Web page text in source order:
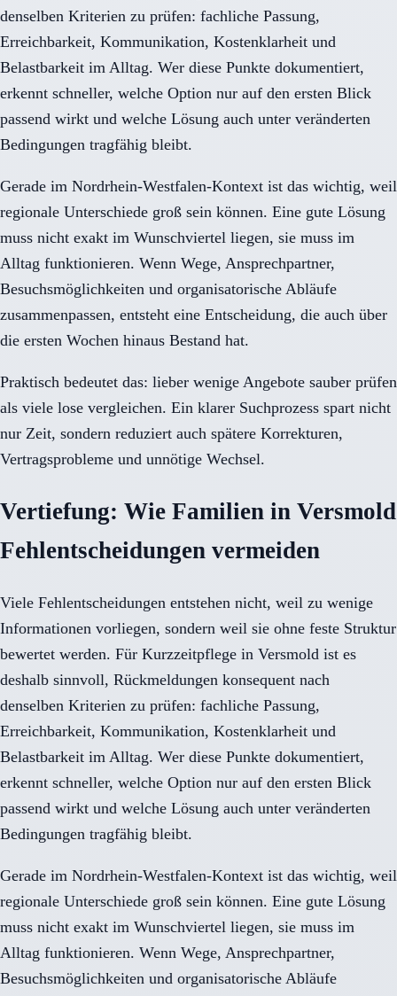
denselben Kriterien zu prüfen: fachliche Passung,
Erreichbarkeit, Kommunikation, Kostenklarheit und
Belastbarkeit im Alltag. Wer diese Punkte dokumentiert,
erkennt schneller, welche Option nur auf den ersten Blick
passend wirkt und welche Lösung auch unter veränderten
Bedingungen tragfähig bleibt.
Gerade im Nordrhein-Westfalen-Kontext ist das wichtig, weil
regionale Unterschiede groß sein können. Eine gute Lösung
muss nicht exakt im Wunschviertel liegen, sie muss im
Alltag funktionieren. Wenn Wege, Ansprechpartner,
Besuchsmöglichkeiten und organisatorische Abläufe
zusammenpassen, entsteht eine Entscheidung, die auch über
die ersten Wochen hinaus Bestand hat.
Praktisch bedeutet das: lieber wenige Angebote sauber prüfen
als viele lose vergleichen. Ein klarer Suchprozess spart nicht
nur Zeit, sondern reduziert auch spätere Korrekturen,
Vertragsprobleme und unnötige Wechsel.
Vertiefung: Wie Familien in Versmold
Fehlentscheidungen vermeiden
Viele Fehlentscheidungen entstehen nicht, weil zu wenige
Informationen vorliegen, sondern weil sie ohne feste Struktur
bewertet werden. Für Kurzzeitpflege in Versmold ist es
deshalb sinnvoll, Rückmeldungen konsequent nach
denselben Kriterien zu prüfen: fachliche Passung,
Erreichbarkeit, Kommunikation, Kostenklarheit und
Belastbarkeit im Alltag. Wer diese Punkte dokumentiert,
erkennt schneller, welche Option nur auf den ersten Blick
passend wirkt und welche Lösung auch unter veränderten
Bedingungen tragfähig bleibt.
Gerade im Nordrhein-Westfalen-Kontext ist das wichtig, weil
regionale Unterschiede groß sein können. Eine gute Lösung
muss nicht exakt im Wunschviertel liegen, sie muss im
Alltag funktionieren. Wenn Wege, Ansprechpartner,
Besuchsmöglichkeiten und organisatorische Abläufe